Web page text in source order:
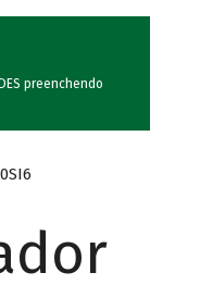
preenchendo